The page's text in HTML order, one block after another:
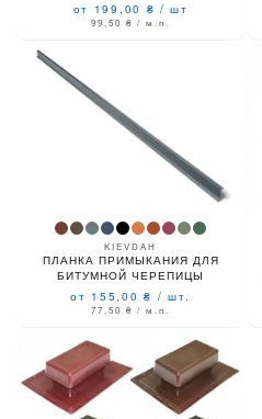
от 199,00 ₴ / шт
99,50₴ / м.п.
KIEVDAH
ПЛАНКА ПРИМЫКАНИЯ ДЛЯ
БИТУМНОЙ ЧЕРЕПИЦЫ
от 155,00₴ / шт.
77,50₴ / м.п.